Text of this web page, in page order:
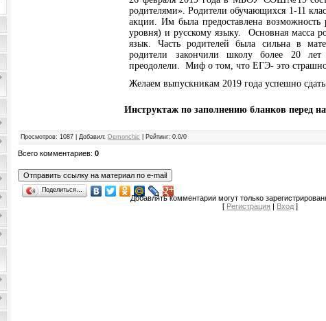
родителями». Родители обучающихся 1-11
акции. Им была предоставлена
уровня) и русскому языку. Основная масса
язык. Часть родителей была сильна в
родители закончили школу более 20 лет
преодолели. Миф о том, что ЕГЭ- это
Желаем выпускникам 2019 года успешно
Инструктаж по заполнению бланков перед
Просмотров: 1087 | Добавил: Demonchic Рейтинг:0.0/0
Всего комментариев:0
Поделиться…
Добавлять комментарии могут только
[ Регистрация | Вход ]